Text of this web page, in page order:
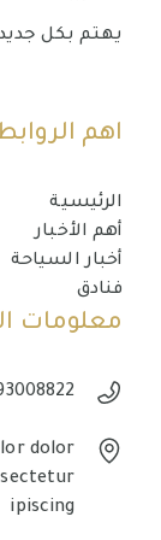
يهتم بكل جديد
اهم
الرئيسية
أهم الأخبار
أخبار السياحة
فنادق
معلومات
dolor
ipiscing